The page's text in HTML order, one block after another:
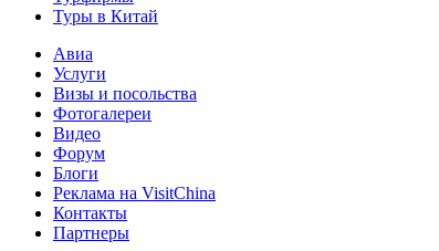
Туры в Китай
Авиа
Услуги
Визы и посольства
Фотогалереи
Видео
Форум
Блоги
Реклама на VisitChina
Контакты
Партнеры